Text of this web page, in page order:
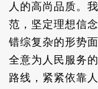
人的高尚品质。
范，坚定理想信
错综复杂的形势
全意为人民服务
路线，紧紧依靠